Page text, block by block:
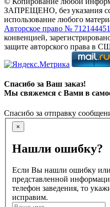
ЗАПРЕЩЕНО, без указания
использование любого
Авторское право № 712144451
конвенцией,
защите авторского права в
Спасибо за Ваш заказ!
Мы свяжемся с Вами в
Спасибо за отправку
×
Нашли ошибку?
Если Вы нашли ошибку или
представленной
телефон заведения, то
исправим.